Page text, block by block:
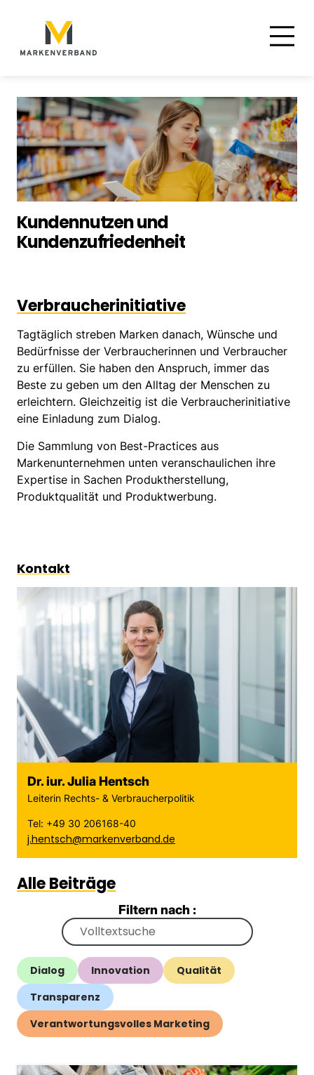
Hauptnavigation
Kundennutzen und
Kundenzufriedenheit
Verbraucherinitiative
Tagtäglich streben Marken danach, Wünsche und
Bedürfnisse der Verbraucherinnen und Verbraucher
zu erfüllen. Sie haben den Anspruch, immer das
Beste zu geben um den Alltag der Menschen zu
erleichtern. Gleichzeitig ist die Verbraucherinitiative
eine Einladung zum Dialog.
Die Sammlung von Best-Practices aus
Markenunternehmen unten veranschaulichen ihre
Expertise in Sachen Produktherstellung,
Produktqualität und Produktwerbung.
Kontakt
Dr. iur. Julia Hentsch
Leiterin Rechts- & Verbraucherpolitik
Tel: +49 30 206168-40
j.hentsch@markenverband.de
Alle Beiträge
Filtern nach :
Dialog Innovation
Qualität
Transparenz
Verantwortungsvolles Marketing